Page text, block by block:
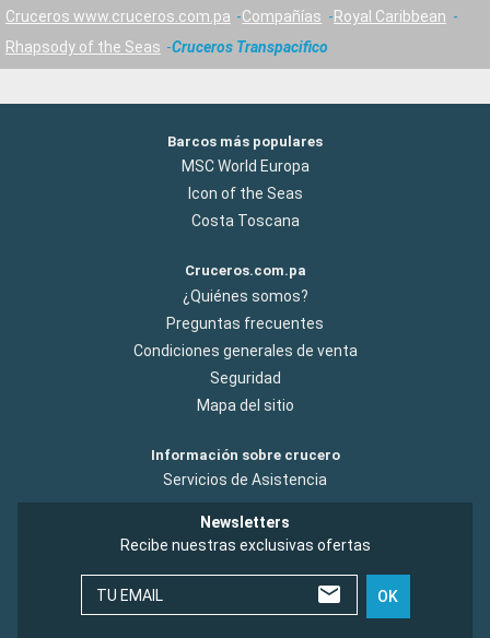
Cruceros www.cruceros.com.pa Compañías
Royal Caribbean
Rhapsody of the Seas
Cruceros Transpacifico
Barcos más populares
MSC World Europa
Icon of the Seas
Costa Toscana
Cruceros.com.pa
¿Quiénes somos?
Preguntas frecuentes
Condiciones generales de venta
Seguridad
Mapa del sitio
Información sobre crucero
Servicios de Asistencia
Newsletters
Recibe nuestras exclusivas ofertas
TU EMAIL OK